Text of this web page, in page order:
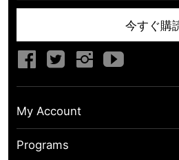
今すぐ購
My Account
My Account
Programs